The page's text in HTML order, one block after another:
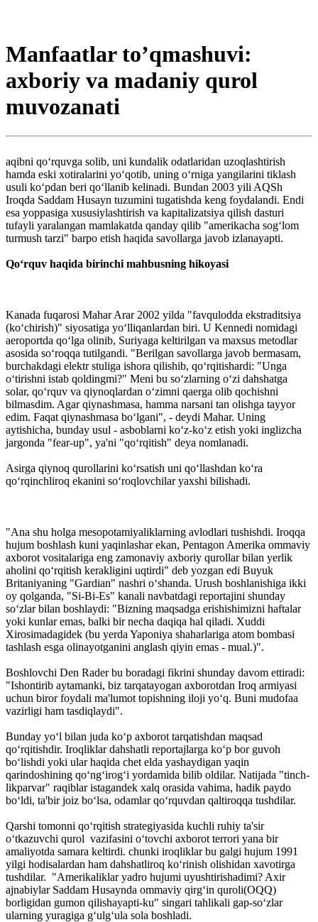
Manfaatlar to’qmashuvi:
axboriy va madaniy qurol
muvozanati
aqibni qo‘rquvga solib, uni kundalik odatlaridan uzoqlashtirish
hamda eski xotiralarini yo‘qotib, uning o‘rniga yangilarini tiklash
usuli ko‘pdan beri qo‘llanib kelinadi. Bundan 2003 yili AQSh
Iroqda Saddam Husayn tuzumini tugatishda keng foydalandi. Endi
esa yoppasiga xususiylashtirish va kapitalizatsiya qilish dasturi
tufayli yaralangan mamlakatda qanday qilib "amerikacha sog‘lom
turmush tarzi" barpo etish haqida savollarga javob izlanayapti.
Qo‘rquv haqida birinchi mahbusning hikoyasi
Kanada fuqarosi Mahar Arar 2002 yilda "favqulodda ekstraditsiya
(ko‘chirish)" siyosatiga yo‘lliqanlardan biri. U Kennedi nomidagi
aeroportda qo‘lga olinib, Suriyaga keltirilgan va maxsus metodlar
asosida so‘roqqa tutilgandi. "Berilgan savollarga javob bermasam,
burchakdagi elektr stuliga ishora qilishib, qo‘rqitishardi: "Unga
o‘tirishni istab qoldingmi?" Meni bu so‘zlarning o‘zi dahshatga
solar, qo‘rquv va qiynoqlardan o‘zimni qaerga olib qochishni
bilmasdim. Agar qiynashmasa, hamma narsani tan olishga tayyor
edim. Faqat qiynashmasa bo‘lgani", - deydi Mahar. Uning
aytishicha, bunday usul - asboblarni ko‘z-ko‘z etish yoki inglizcha
jargonda "fear-up", ya'ni "qo‘rqitish" deya nomlanadi.
Asirga qiynoq qurollarini ko‘rsatish uni qo‘llashdan ko‘ra
qo‘rqinchliroq ekanini so‘roqlovchilar yaxshi bilishadi.
"Ana shu holga mesopotamiyaliklarning avlodlari tushishdi. Iroqqa
hujum boshlash kuni yaqinlashar ekan, Pentagon Amerika ommaviy
axborot vositalariga eng zamonaviy axboriy qurollar bilan yerlik
aholini qo‘rqitish kerakligini uqtirdi" deb yozgan edi Buyuk
Britaniyaning "Gardian" nashri o‘shanda. Urush boshlanishiga ikki
oy qolganda, "Si-Bi-Es" kanali nav­batdagi reportajini shunday
so‘zlar bilan boshlaydi: "Bizning maqsadga erishishimizni haftalar
yoki kunlar emas, balki bir necha daqiqa hal qiladi. Xuddi
Xirosimadagidek (bu yerda Yaponiya shaharlariga atom bombasi
tashlash esga olinayotganini anglash qiyin emas - mual.)".
Boshlovchi Den Rader bu boradagi fikrini shunday davom ettiradi:
"Ishontirib aytamanki, biz tarqatayogan axborotdan Iroq armiyasi
uchun biror foydali ma'lumot topishning iloji yo‘q. Buni mudofaa
vazirligi ham tasdiqlaydi".
Bunday yo‘l bilan juda ko‘p axborot tarqatishdan maqsad
qo‘rqitishdir. Iroqliklar dahshatli reportajlarga ko‘p bor guvoh
bo‘lishdi yoki ular haqida chet elda yashaydigan yaqin
qarindoshining qo‘ng‘irog‘i yordamida bilib oldilar. Natijada "tinch­
likparvar" raqiblar istagandek xalq orasida vahima, hadik paydo
bo‘ldi, ta'bir joiz bo‘lsa, odamlar qo‘rquvdan qaltiroqqa tushdilar.
Qarshi tomonni qo‘rqitish strategiyasida kuchli ruhiy ta'sir
o‘tkazuvchi qurol vazifasini o‘tovchi axborot terrori yana bir
amaliyotda samara keltirdi. chunki iroqliklar bu galgi hujum 1991
yilgi hodisalardan ham dahshatliroq ko‘rinish olishidan xavotirga
tushdilar. "Amerikaliklar yadro hujumi uyushtirishadimi? Axir
ajnabiylar Saddam Husaynda ommaviy qirg‘in quroli(OQQ)
borligidan gumon qilishayapti-ku" singa­ri tahlikali gap-so‘zlar
ularning yuragiga g‘ulg‘ula sola boshladi.